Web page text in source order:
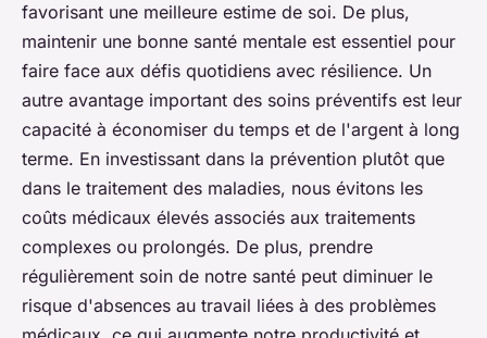
favorisant une meilleure estime de soi. De plus,
maintenir une bonne santé mentale est essentiel pour
faire face aux défis quotidiens avec résilience. Un
autre avantage important des soins préventifs est leur
capacité à économiser du temps et de l'argent à long
terme. En investissant dans la prévention plutôt que
dans le traitement des maladies, nous évitons les
coûts médicaux élevés associés aux traitements
complexes ou prolongés. De plus, prendre
régulièrement soin de notre santé peut diminuer le
risque d'absences au travail liées à des problèmes